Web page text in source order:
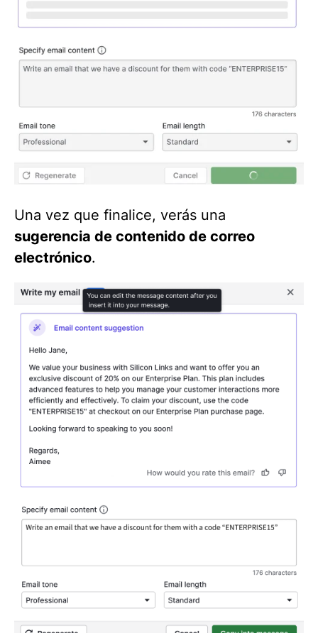
Una vez que finalice, verás una
sugerencia de contenido de correo
electrónico.